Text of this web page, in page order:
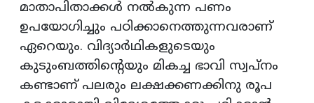
മാതാപിതാക്കൾ നൽകുന്ന പണം
ഉപയോഗിച്ചും പഠിക്കാനെത്തുന്നവരാണ്
ഏറെയും. വിദ്യാർഥികളുടെയും
കുടുംബത്തിന്‍റെയും മികച്ച ഭാവി സ്വപ്നം
കണ്ടാണ് പലരും ലക്ഷക്കണക്കിനു രൂപ